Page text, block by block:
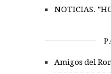
NOTICIAS.
Amigos del